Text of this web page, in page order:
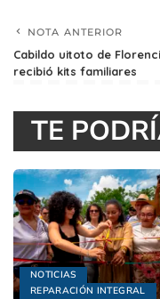
NOTA ANTERIOR
Cabildo uitoto de
recibió kits familiares
TE
NOTICIAS
REPARACIÓN INTEGRAL